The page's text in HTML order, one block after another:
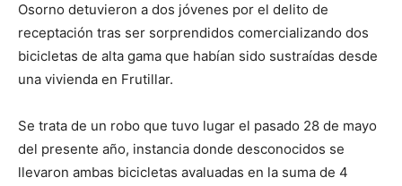
Osorno detuvieron a dos jóvenes por el delito de
receptación tras ser sorprendidos comercializando dos
bicicletas de alta gama que habían sido sustraídas desde
una vivienda en Frutillar.
Se trata de un robo que tuvo lugar el pasado 28 de mayo
del presente año, instancia donde desconocidos se
llevaron ambas bicicletas avaluadas en la suma de 4